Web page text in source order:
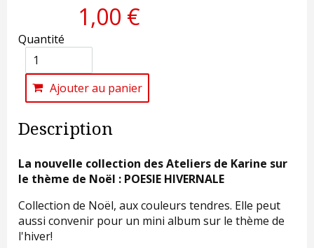
1,00 €
Quantité
Ajouter au panier
Description
La nouvelle collection des Ateliers de Karine sur
le thème de Noël : POESIE HIVERNALE
Collection de Noël, aux couleurs tendres. Elle peut
aussi convenir pour un mini album sur le thème de
l'hiver!